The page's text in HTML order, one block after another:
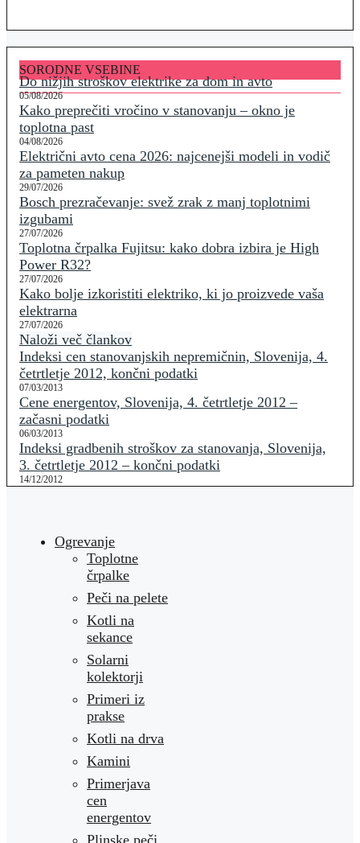
SORODNE VSEBINE
Do nižjih stroškov elektrike za dom in avto
05/08/2026
Kako preprečiti vročino v stanovanju – okno je
toplotna past
04/08/2026
Električni avto cena 2026: najcenejši modeli in vodič
za pameten nakup
29/07/2026
Bosch prezračevanje: svež zrak z manj toplotnimi
izgubami
27/07/2026
Toplotna črpalka Fujitsu: kako dobra izbira je High
Power R32?
27/07/2026
Kako bolje izkoristiti elektriko, ki jo proizvede vaša
elektrarna
27/07/2026
Naloži več člankov
Indeksi cen stanovanjskih nepremičnin, Slovenija, 4.
četrtletje 2012, končni podatki
07/03/2013
Cene energentov, Slovenija, 4. četrtletje 2012 –
začasni podatki
06/03/2013
Indeksi gradbenih stroškov za stanovanja, Slovenija,
3. četrtletje 2012 – končni podatki
14/12/2012
Ogrevanje
Toplotne
črpalke
Peči na pelete
Kotli na
sekance
Solarni
kolektorji
Primeri iz
prakse
Kotli na drva
Kamini
Primerjava
cen
energentov